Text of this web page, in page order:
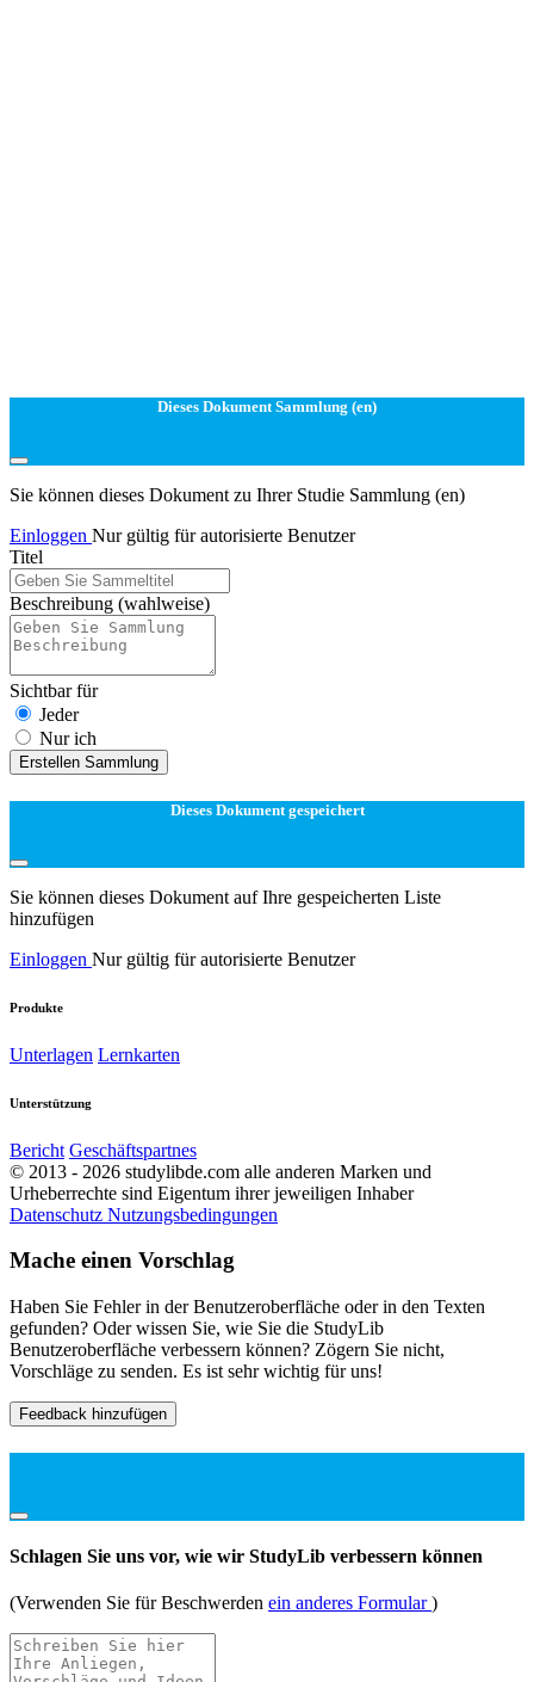
Dieses Dokument Sammlung (en)
Sie können dieses Dokument zu Ihrer Studie Sammlung (en)
Einloggen Nur gültig für autorisierte Benutzer
Titel
Beschreibung (wahlweise)
Sichtbar für
Jeder
Nur ich
Erstellen Sammlung
Dieses Dokument gespeichert
Sie können dieses Dokument auf Ihre gespeicherten Liste
hinzufügen
Einloggen Nur gültig für autorisierte Benutzer
Produkte
Unterlagen Lernkarten
Unterstützung
Bericht Geschäftspartnes
© 2013 - 2026 studylibde.com alle anderen Marken und
Urheberrechte sind Eigentum ihrer jeweiligen Inhaber
Datenschutz Nutzungsbedingungen
Mache einen Vorschlag
Haben Sie Fehler in der Benutzeroberfläche oder in den Texten
gefunden? Oder wissen Sie, wie Sie die StudyLib
Benutzeroberfläche verbessern können? Zögern Sie nicht,
Vorschläge zu senden. Es ist sehr wichtig für uns!
Feedback hinzufügen
Schlagen Sie uns vor, wie wir StudyLib verbessern können
(Verwenden Sie für Beschwerden ein anderes Formular)